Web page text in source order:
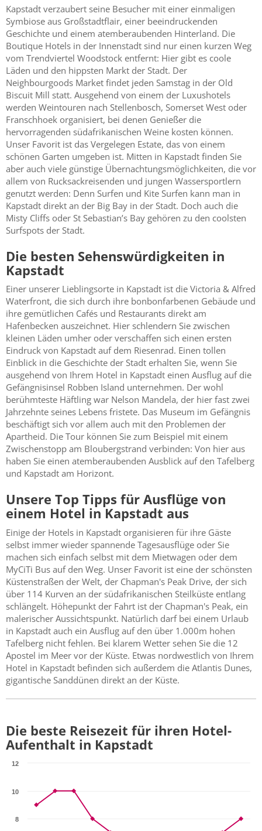
Kapstadt verzaubert seine Besucher mit einer einmaligen
Symbiose aus Großstadtflair, einer beeindruckenden
Geschichte und einem atemberaubenden Hinterland. Die
Boutique Hotels in der Innenstadt sind nur einen kurzen Weg
vom Trendviertel Woodstock entfernt: Hier gibt es coole
Läden und den hippsten Markt der Stadt. Der
Neighbourgoods Market findet jeden Samstag in der Old
Biscuit Mill statt. Ausgehend von einem der Luxushotels
werden Weintouren nach Stellenbosch, Somerset West oder
Franschhoek organisiert, bei denen Genießer die
hervorragenden südafrikanischen Weine kosten können.
Unser Favorit ist das Vergelegen Estate, das von einem
schönen Garten umgeben ist. Mitten in Kapstadt finden Sie
aber auch viele günstige Übernachtungsmöglichkeiten, die vor
allem von Rucksackreisenden und jungen Wassersportlern
genutzt werden: Denn Surfen und Kite Surfen kann man in
Kapstadt direkt an der Big Bay in der Stadt. Doch auch die
Misty Cliffs oder St Sebastian’s Bay gehören zu den coolsten
Surfspots der Stadt.
Die besten Sehenswürdigkeiten in
Kapstadt
Einer unserer Lieblingsorte in Kapstadt ist die Victoria & Alfred
Waterfront, die sich durch ihre bonbonfarbenen Gebäude und
ihre gemütlichen Cafés und Restaurants direkt am
Hafenbecken auszeichnet. Hier schlendern Sie zwischen
kleinen Läden umher oder verschaffen sich einen ersten
Eindruck von Kapstadt auf dem Riesenrad. Einen tollen
Einblick in die Geschichte der Stadt erhalten Sie, wenn Sie
ausgehend von Ihrem Hotel in Kapstadt einen Ausflug auf die
Gefängnisinsel Robben Island unternehmen. Der wohl
berühmteste Häftling war Nelson Mandela, der hier fast zwei
Jahrzehnte seines Lebens fristete. Das Museum im Gefängnis
beschäftigt sich vor allem auch mit den Problemen der
Apartheid. Die Tour können Sie zum Beispiel mit einem
Zwischenstopp am Bloubergstrand verbinden: Von hier aus
haben Sie einen atemberaubenden Ausblick auf den Tafelberg
und Kapstadt am Horizont.
Unsere Top Tipps für Ausflüge von
einem Hotel in Kapstadt aus
Einige der Hotels in Kapstadt organisieren für ihre Gäste
selbst immer wieder spannende Tagesausflüge oder Sie
machen sich einfach selbst mit dem Mietwagen oder dem
MyCiTi Bus auf den Weg. Unser Favorit ist eine der schönsten
Küstenstraßen der Welt, der Chapman's Peak Drive, der sich
über 114 Kurven an der südafrikanischen Steilküste entlang
schlängelt. Höhepunkt der Fahrt ist der Chapman's Peak, ein
malerischer Aussichtspunkt. Natürlich darf bei einem Urlaub
in Kapstadt auch ein Ausflug auf den über 1.000m hohen
Tafelberg nicht fehlen. Bei klarem Wetter sehen Sie die 12
Apostel im Meer vor der Küste. Etwas nordwestlich von Ihrem
Hotel in Kapstadt befinden sich außerdem die Atlantis Dunes,
gigantische Sanddünen direkt an der Küste.
Die beste Reisezeit für ihren Hotel-
Aufenthalt in Kapstadt
8
10
12